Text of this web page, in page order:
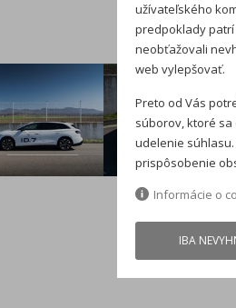
užívateľského
predpoklady
neobťažovali
web vylepšovať.
Preto od Vás
súborov, ktoré
udelenie
prispôsobenie
Informácie o
IBA